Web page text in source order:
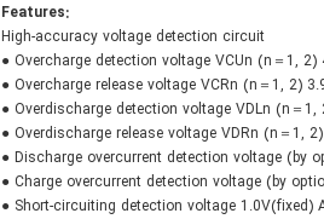
Features:
High-accuracy voltage detection circuit
● Overcharge detection voltage VCUn (n＝1,
● Overcharge release voltage VCRn (n＝1, 2)
● Overdischarge detection voltage VDLn (n＝
● Overdischarge release voltage VDRn (n＝1,
● Discharge overcurrent detection voltage (by
● Charge overcurrent detection voltage (by
● Short-circuiting detection voltage 1.0V(fixed)